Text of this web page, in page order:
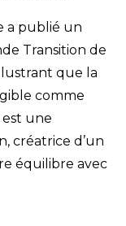
a publié un
Transition de
que la
comme
une
créatrice d’un
équilibre avec